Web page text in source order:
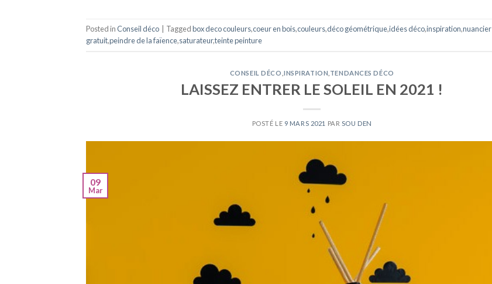
Posted inConseil déco Taggedbox deco couleurs,coeur en bois,couleurs,déco géométrique,idées déco,inspiration,nuancier
gratuit,peindre de la faïence,saturateur,teinte peinture
CONSEIL DÉCO ,INSPIRATION TENDANCES DÉCO
LAISSEZ ENTRER LE SOLEIL EN 2021 !
POSTÉ LE 9 MARS 2021 PAR SOU DEN
09
Mar